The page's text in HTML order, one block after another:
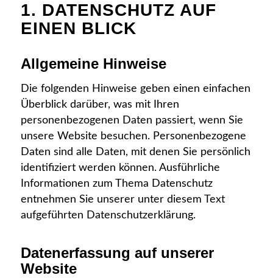
1. DATENSCHUTZ AUF
EINEN BLICK
Allgemeine Hinweise
Die folgenden Hinweise geben einen einfachen
Überblick darüber, was mit Ihren
personenbezogenen Daten passiert, wenn Sie
unsere Website besuchen. Personenbezogene
Daten sind alle Daten, mit denen Sie persönlich
identifiziert werden können. Ausführliche
Informationen zum Thema Datenschutz
entnehmen Sie unserer unter diesem Text
aufgeführten Datenschutzerklärung.
Datenerfassung auf unserer
Website